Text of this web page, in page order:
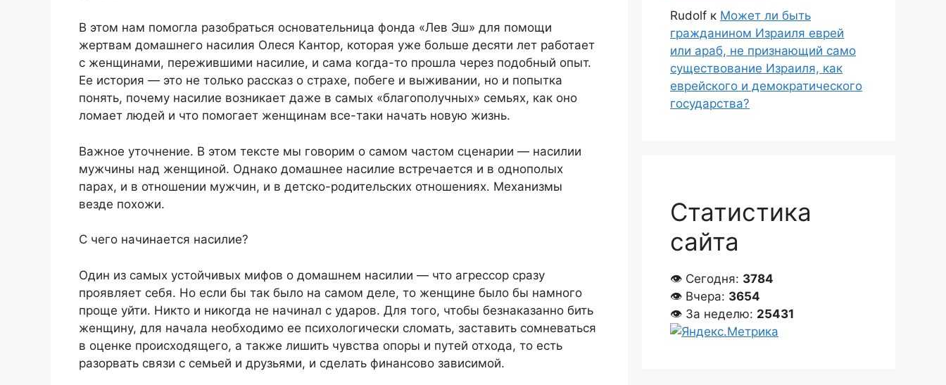
В этом нам помогла разобраться основательница фонда «Лев Эш» для помощи
жертвам домашнего насилия Олеся Кантор, которая уже больше десяти лет работает
с женщинами, пережившими насилие, и сама когда-то прошла через подобный опыт.
Ее история — это не только рассказ о страхе, побеге и выживании, но и попытка
понять, почему насилие возникает даже в самых «благополучных» семьях, как оно
ломает людей и что помогает женщинам все-таки начать новую жизнь.
Важное уточнение. В этом тексте мы говорим о самом частом сценарии — насилии
мужчины над женщиной. Однако домашнее насилие встречается и в однополых
парах, и в отношении мужчин, и в детско-родительских отношениях. Механизмы
везде похожи.
С чего начинается насилие?
Один из самых устойчивых мифов о домашнем насилии — что агрессор сразу
проявляет себя. Но если бы так было на самом деле, то женщине было бы намного
проще уйти. Никто и никогда не начинал с ударов. Для того, чтобы безнаказанно бить
женщину, для начала необходимо ее психологически сломать, заставить сомневаться
в оценке происходящего, а также лишить чувства опоры и путей отхода, то есть
разорвать связи с семьей и друзьями, и сделать финансово зависимой.
Rudolf к Может ли быть
гражданином Израиля еврей
или араб, не признающий само
существование Израиля, как
еврейского и демократического
государства?
Статистика
сайта
👁 Сегодня: 3784
👁 Вчера: 3654
👁 За неделю: 25431